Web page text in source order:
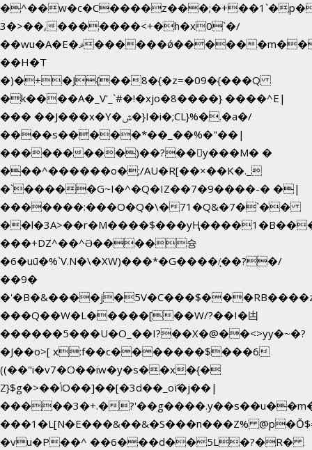
3�>��,�������<+�h�x0`�/
��wu�A�E�ޥ������ǿ������m��d�C��9��e�D��1�2�/
��H�T
�)�+�J{��8�{�z=�09�{���Q
�k����A�_V'_`#�!�xjo�8����} ����^E|
��� ��J���x�Y�ݜ�}I�i�;CL}%�.�a�/
����s�����*��_��%�"��|
���������)��?��򥞾y���M� �
���^������o�;/AU�R[��×��K�._
�`�����G~I�^�Q�IZ��7�9����-� �|
�������:���O�Q�\�71�Q&�7�`��
���+DZ^��^Ə����슝
�6�uū�%`V.N�\�XW)���*�G����/̨��?�/
��9�
���Q��W�L�����[��W/?��I�凷
������5���U�O_��I?��X�@��<>yy�~�?
�J��o>[ x:f��c�������$���6
((��"i�v7�O��iw�y�s��x�{�
Z}$g�>��ݳO��]��[�3d��_oަi�j��|
�����3�+.�
���1�L[N�E���&��&�S���n���Z%
�vu�P��^ ��6���d��5L�?�R�